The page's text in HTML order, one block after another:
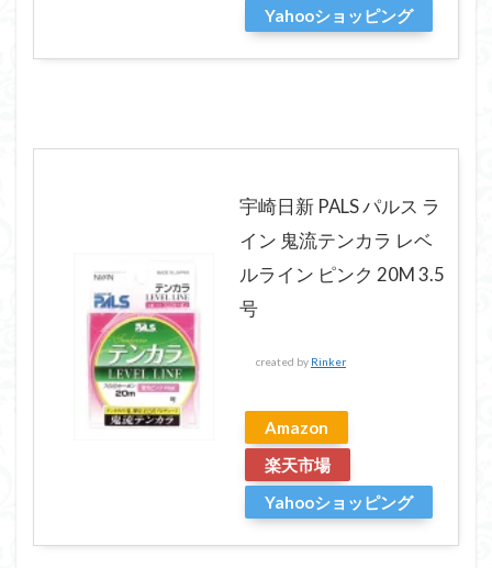
Yahooショッピング
宇崎日新 PALS パルス ラ
イン 鬼流テンカラ レベ
ルライン ピンク 20M 3.5
号
created by Rinker
Amazon
楽天市場
Yahooショッピング